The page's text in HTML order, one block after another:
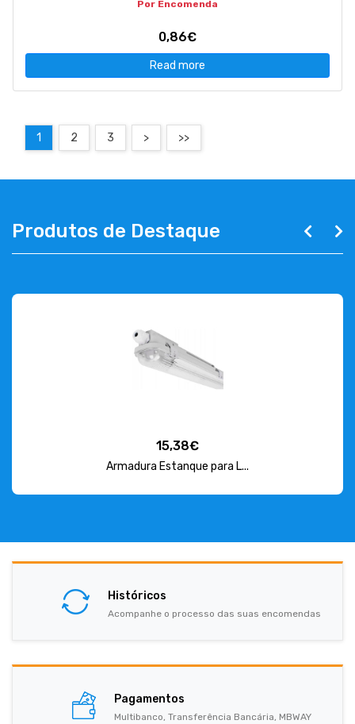
Por Encomenda
0,86€
Read more
1 2 3 > >>
Produtos de Destaque
15,38€
Armadura Estanque para L...
Históricos
Acompanhe o processo das suas encomendas
Pagamentos
Multibanco, Transferência Bancária, MBWAY